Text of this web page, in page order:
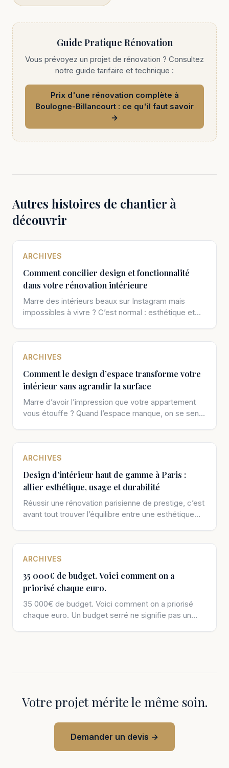
Guide Pratique Rénovation
Vous prévoyez un projet de rénovation ? Consultez
notre guide tarifaire et technique :
Prix d'une rénovation complète à
Boulogne-Billancourt : ce qu'il faut savoir
→
Autres histoires de chantier à
découvrir
ARCHIVES
Comment concilier design et fonctionnalité
dans votre rénovation intérieure
Marre des intérieurs beaux sur Instagram mais
impossibles à vivre ? C’est normal : esthétique et
ARCHIVES
Comment le design d’espace transforme votre
intérieur sans agrandir la surface
Marre d’avoir l’impression que votre appartement
vous étouffe ? Quand l’espace manque, on se sent
ARCHIVES
Design d’intérieur haut de gamme à Paris :
allier esthétique, usage et durabilité
Réussir une rénovation parisienne de prestige, c’est
avant tout trouver l’équilibre entre une esthétique
ARCHIVES
35 000€ de budget. Voici comment on a
priorisé chaque euro.
35 000€ de budget. Voici comment on a priorisé
chaque euro. Un budget serré ne signifie pas un
Votre projet mérite le même soin.
Demander un devis →